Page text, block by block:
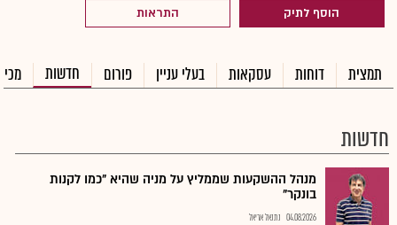
הוסף לתיק התראות
תמצית דוחות עסקאות בעלי עניין פורום חדשות
חדשות
מנהל ההשקעות שממליץ על מניה שהיא "כמו לקנות
בונקר"
04.08.2026 נתנאל אריאל